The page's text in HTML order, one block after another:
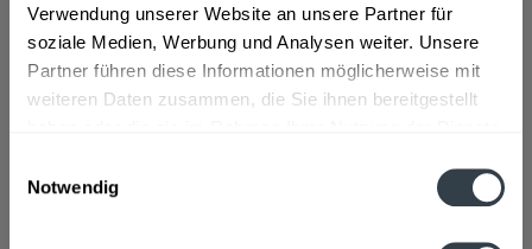
Verwendung unserer Website an unsere Partner für
soziale Medien, Werbung und Analysen weiter. Unsere
Partner führen diese Informationen möglicherweise mit
weiteren Daten zusammen, die Sie ihnen bereitgestellt
Notwendig
Artikel-Nr.:
23110
Verfügbar in: